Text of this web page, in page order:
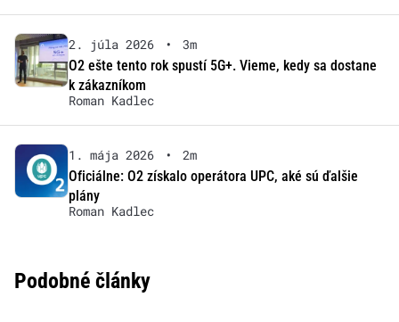
2. júla 2026 •
3m
O2 ešte tento rok spustí 5G+. Vieme, kedy sa dostane
k zákazníkom
Roman Kadlec
1. mája 2026 •
2m
Oficiálne: O2 získalo operátora UPC, aké sú ďalšie
plány
Roman Kadlec
Podobné články